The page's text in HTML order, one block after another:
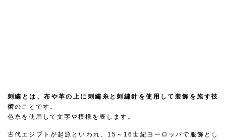
刺繍とは、布や革の上に刺繡糸と刺繡針を使用して装飾を施す技
術のことです。
色糸を使用して文字や模様を表します。
古代エジプトが起源といわれ、15～16世紀ヨーロッパで服飾とし